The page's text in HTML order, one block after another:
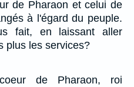
de Pharaon et celui de
à l'égard du peuple.
fait, en laissant aller
plus les services?
de Pharaon, roi